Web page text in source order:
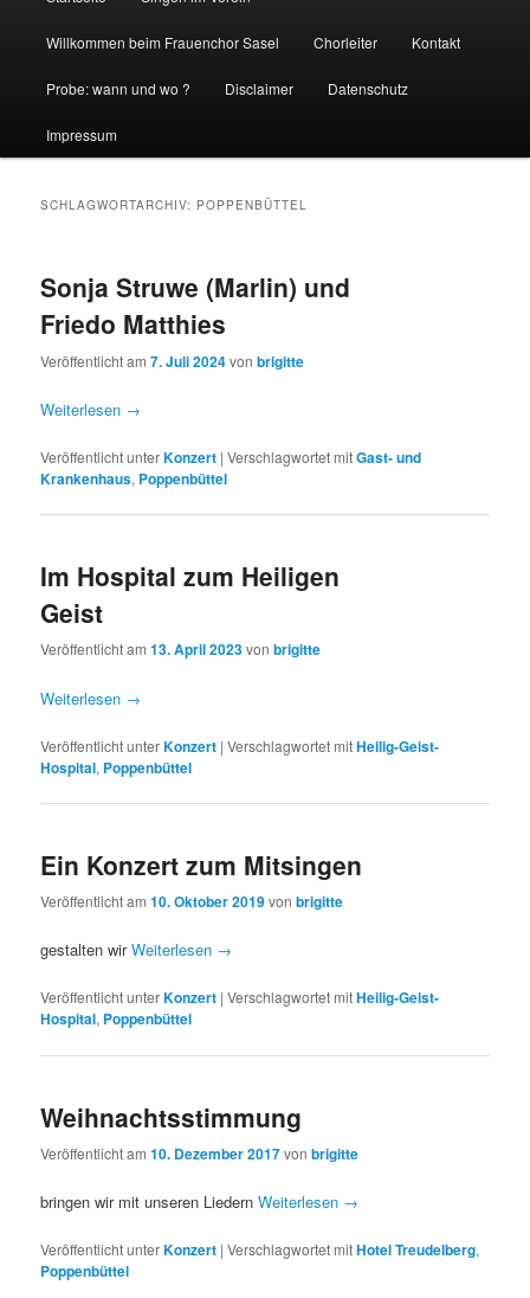
Willkommen beim Frauenchor Sasel Chorleiter Kontakt
Probe: wann und wo ? Disclaimer Datenschutz
Impressum
SCHLAGWORTARCHIV: POPPENBÜTTEL
Sonja Struwe (Marlin) und
Friedo Matthies
Veröffentlicht am7. Juli 2024vonbrigitte
Weiterlesen →
Veröffentlicht unterKonzert |Verschlagwortet mitGast- und
Krankenhaus, Poppenbüttel
Im Hospital zum Heiligen
Geist
Veröffentlicht am13. April 2023vonbrigitte
Weiterlesen →
Veröffentlicht unterKonzert |Verschlagwortet mitHeilig-Geist-
Hospital, Poppenbüttel
Ein Konzert zum Mitsingen
Veröffentlicht am10. Oktober 2019vonbrigitte
gestalten wirWeiterlesen →
Veröffentlicht unterKonzert |Verschlagwortet mitHeilig-Geist-
Hospital, Poppenbüttel
Weihnachtsstimmung
Veröffentlicht am10. Dezember 2017vonbrigitte
bringen wir mit unseren LiedernWeiterlesen →
Veröffentlicht unterKonzert |Verschlagwortet mitHotel Treudelberg,
Poppenbüttel